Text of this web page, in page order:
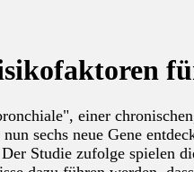
einer
sechs neue Gene
Studie zufolge